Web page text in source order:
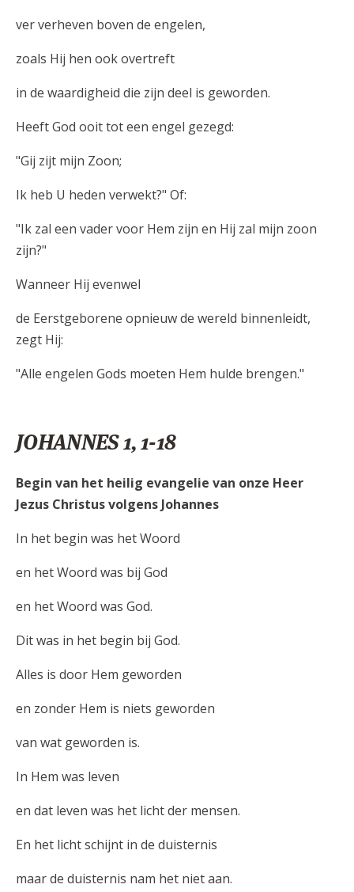
ver verheven boven de engelen,
zoals Hij hen ook overtreft
in de waardigheid die zijn deel is geworden.
Heeft God ooit tot een engel gezegd:
"Gij zijt mijn Zoon;
Ik heb U heden verwekt?" Of:
"Ik zal een vader voor Hem zijn en Hij zal mijn zoon
zijn?"
Wanneer Hij evenwel
de Eerstgeborene opnieuw de wereld binnenleidt,
zegt Hij:
"Alle engelen Gods moeten Hem hulde brengen."
JOHANNES 1, 1-18
Begin van het heilig evangelie van onze Heer
Jezus Christus volgens Johannes
In het begin was het Woord
en het Woord was bij God
en het Woord was God.
Dit was in het begin bij God.
Alles is door Hem geworden
en zonder Hem is niets geworden
van wat geworden is.
In Hem was leven
en dat leven was het licht der mensen.
En het licht schijnt in de duisternis
maar de duisternis nam het niet aan.